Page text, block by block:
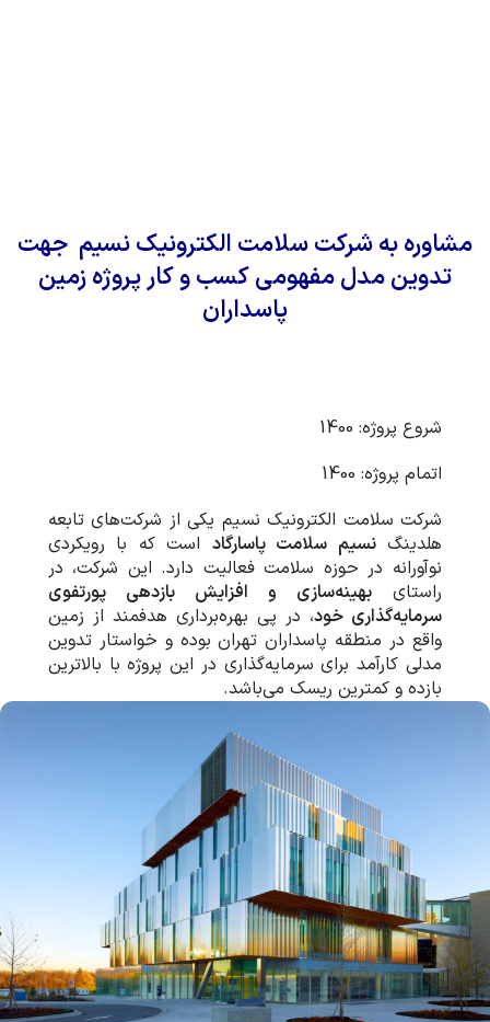
مشاوره به شرکت سلامت الکترونیک نسیم جهت
تدوین مدل مفهومی کسب و کار پروژه زمین
پاسداران
شروع پروژه: 1400
اتمام پروژه: 1400
شرکت سلامت الکترونیک نسیم یکی از شرکت‌های تابعه
هلدینگنسیم سلامت پاسارگاد است که با رویکردی
نوآورانه در حوزه سلامت فعالیت دارد. این شرکت، در
راستای بهینه‌سازی و افزایش بازدهی پورتفوی
سرمایه‌گذاری خود، در پی بهره‌برداری هدفمند از زمین
واقع در منطقه پاسداران تهران بوده و خواستار تدوین
مدلی کارآمد برای سرمایه‌گذاری در این پروژه با بالاترین
بازده و کمترین ریسک می‌باشد.